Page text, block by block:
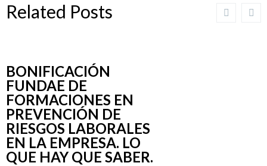
Related Posts
BONIFICACIÓN
FUNDAE DE
FORMACIONES EN
PREVENCIÓN DE
RIESGOS LABORALES
EN LA EMPRESA. LO
QUE HAY QUE SABER.